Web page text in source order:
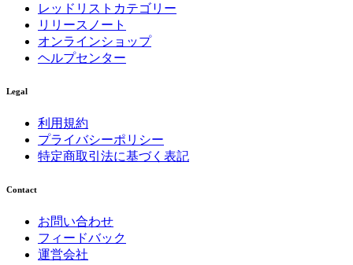
レッドリストカテゴリー
リリースノート
オンラインショップ
ヘルプセンター
Legal
利用規約
プライバシーポリシー
特定商取引法に基づく表記
Contact
お問い合わせ
フィードバック
運営会社